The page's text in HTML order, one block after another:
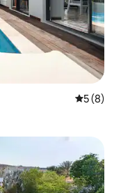
平均评分
5 (8)